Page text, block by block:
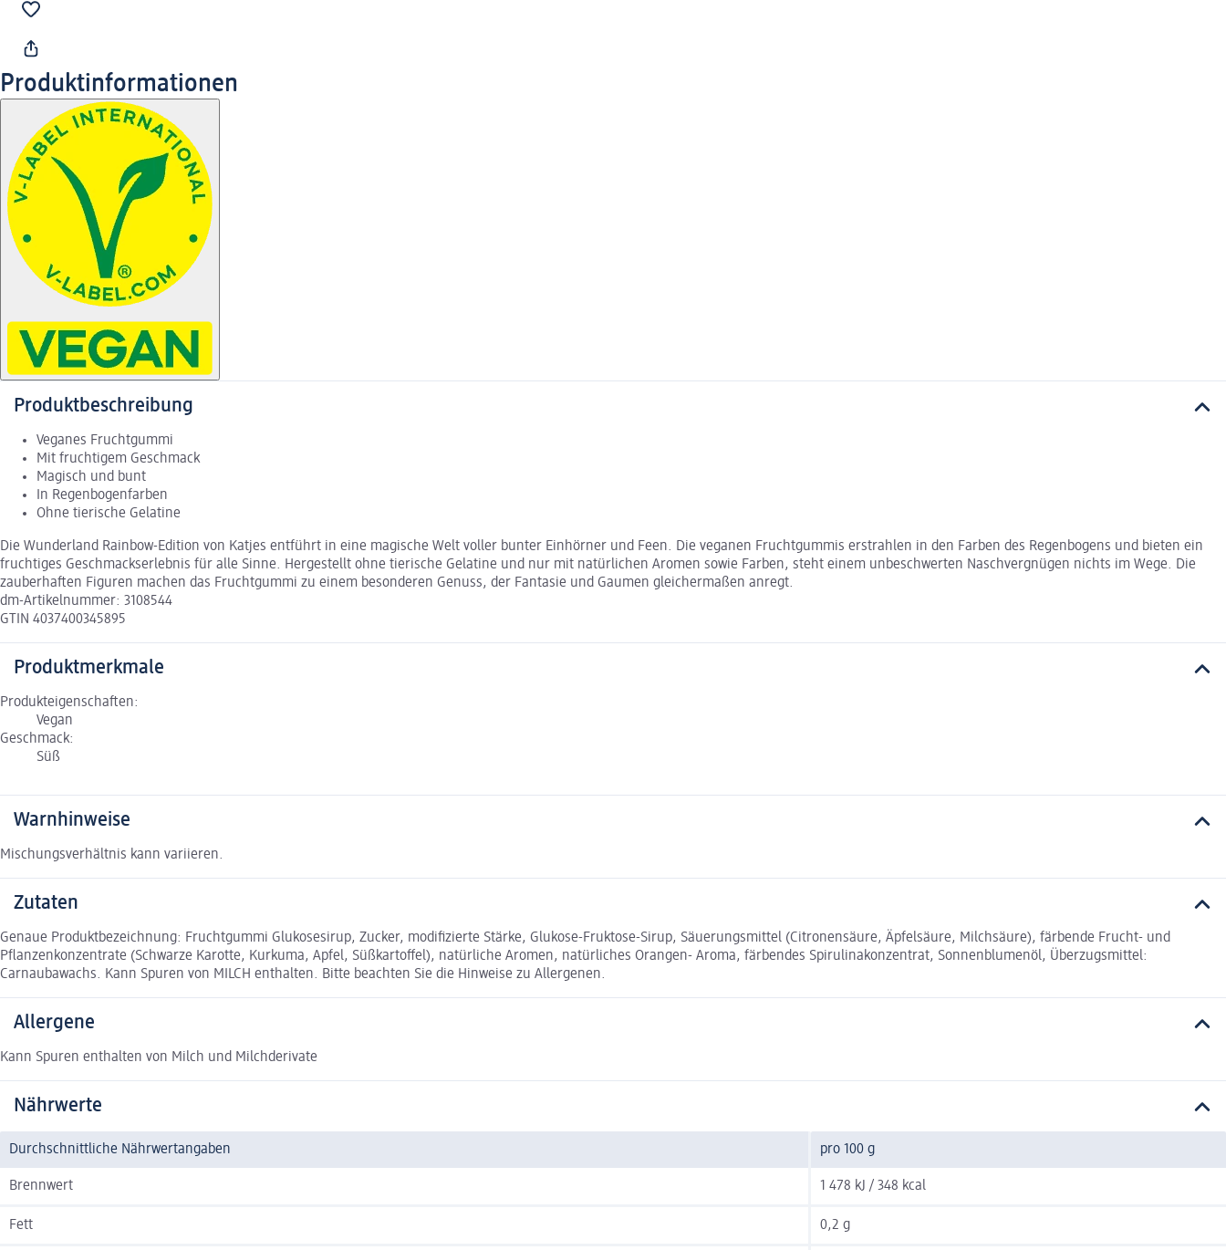
Produktinformationen
Produktbeschreibung
Veganes Fruchtgummi
Mit fruchtigem Geschmack
Magisch und bunt
In Regenbogenfarben
Ohne tierische Gelatine
Die Wunderland Rainbow-Edition von Katjes entführt in eine magische Welt voller bunter Einhörner und Feen. Die veganen Fruchtgummis erstrahlen in den Farben des Regenbogens und bieten ein
fruchtiges Geschmackserlebnis für alle Sinne. Hergestellt ohne tierische Gelatine und nur mit natürlichen Aromen sowie Farben, steht einem unbeschwerten Naschvergnügen nichts im Wege. Die
zauberhaften Figuren machen das Fruchtgummi zu einem besonderen Genuss, der Fantasie und Gaumen gleichermaßen anregt.
dm-Artikelnummer: 3108544
GTIN 4037400345895
Produktmerkmale
Produkteigenschaften:
Vegan
Geschmack:
Süß
Warnhinweise
Mischungsverhältnis kann variieren.
Zutaten
Genaue Produktbezeichnung: Fruchtgummi Glukosesirup, Zucker, modifizierte Stärke, Glukose-Fruktose-Sirup, Säuerungsmittel (Citronensäure, Äpfelsäure, Milchsäure), färbende Frucht- und
Pflanzenkonzentrate (Schwarze Karotte, Kurkuma, Apfel, Süßkartoffel), natürliche Aromen, natürliches Orangen- Aroma, färbendes Spirulinakonzentrat, Sonnenblumenöl, Überzugsmittel:
Carnaubawachs. Kann Spuren von MILCH enthalten. Bitte beachten Sie die Hinweise zu Allergenen.
Allergene
Kann Spuren enthalten von Milch und Milchderivate
Nährwerte
Durchschnittliche Nährwertangaben pro 100 g
Brennwert 1 478 kJ / 348 kcal
Fett 0,2 g